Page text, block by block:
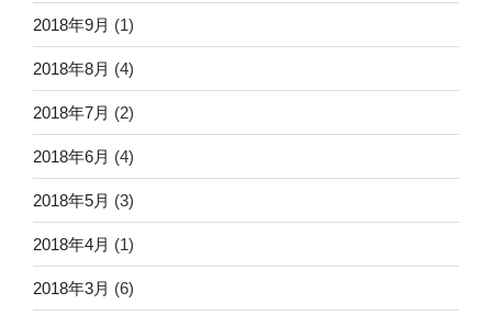
2018年9月 (1)
2018年8月 (4)
2018年7月 (2)
2018年6月 (4)
2018年5月 (3)
2018年4月 (1)
2018年3月 (6)